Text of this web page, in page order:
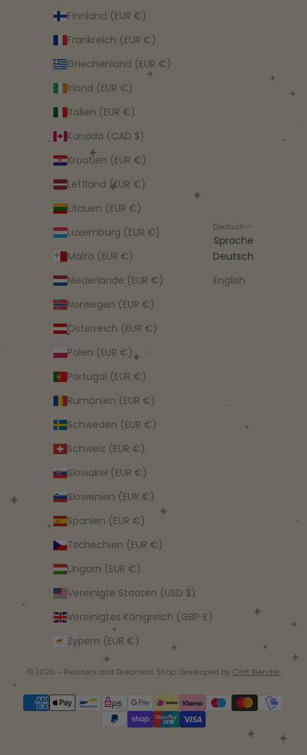
Finnland (EUR €)
Frankreich (EUR €)
Griechenland (EUR €)
Irland (EUR €)
Italien (EUR €)
Kanada (CAD $)
Kroatien (EUR €)
Lettland (EUR €)
Litauen (EUR €)
Luxemburg (EUR €)
Malta (EUR €)
Niederlande (EUR €)
Norwegen (EUR €)
Österreich (EUR €)
Polen (EUR €)
Portugal (EUR €)
Rumänien (EUR €)
Schweden (EUR €)
Schweiz (EUR €)
Slowakei (EUR €)
Slowenien (EUR €)
Spanien (EUR €)
Tschechien (EUR €)
Ungarn (EUR €)
Vereinigte Staaten (USD $)
Vereinigtes Königreich (GBP £)
Zypern (EUR €)
Deutsch
Sprache
Deutsch
English
© 2026 - Readers and Dreamers Shop. Developed by Cart Blender